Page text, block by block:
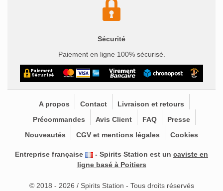
Sécurité
Paiement en ligne 100% sécurisé.
A propos Contact
Livraison et retours
Précommandes
Avis Client FAQ
Presse
Nouveautés
CGV et mentions légales Cookies
Entreprise française - Spirits Station est un caviste en
ligne basé à Poitiers
© 2018 - 2026 / Spirits Station - Tous droits réservés